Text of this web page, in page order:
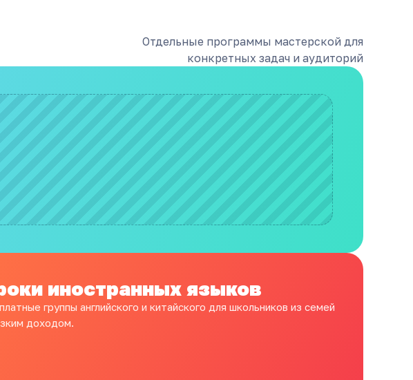
Отдельные программы мастерской для
конкретных задач и аудиторий
иностранных языков
группы английского и китайского для школьников из семей
доходом.